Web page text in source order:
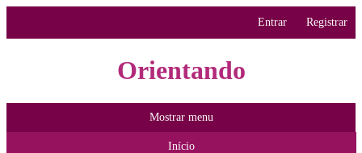
Entrar Registrar
Orientando
Mostrar menu
Início